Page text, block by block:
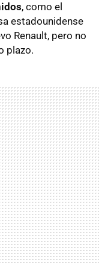
, como el
estadounidense
Renault, pero no
plazo.